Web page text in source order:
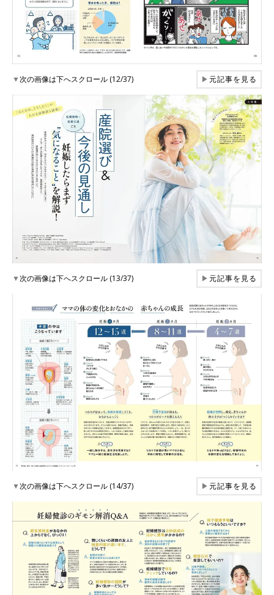
▼次の画像は下へスクロール (12/37) ▶元記事を見る
▼次の画像は下へスクロール (13/37) ▶元記事を見る
▼次の画像は下へスクロール (14/37) ▶元記事を見る